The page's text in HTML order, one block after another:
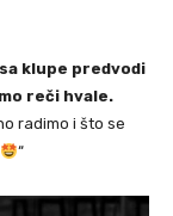
klupe predvodi
reči hvale.
radimo i što se
“